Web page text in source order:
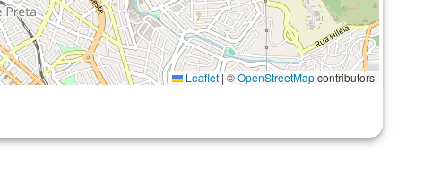
Leaflet | ©OpenStreetMapcontributors